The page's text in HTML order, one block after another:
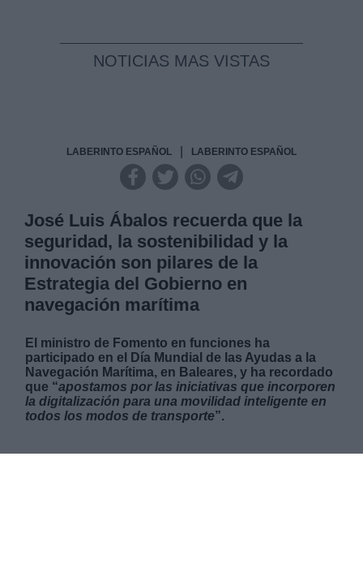
NOTICIAS MAS VISTAS
LABERINTO ESPAÑOL LABERINTO ESPAÑOL
José Luis Ábalos recuerda que la
seguridad, la sostenibilidad y la
innovación son pilares de la
Estrategia del Gobierno en
navegación marítima
El ministro de Fomento en funciones ha
participado en el Día Mundial de las Ayudas a la
Navegación Marítima, en Baleares, y ha recordado
que “apostamos por las iniciativas que incorporen
la digitalización para una movilidad inteligente en
todos los modos de transporte”.